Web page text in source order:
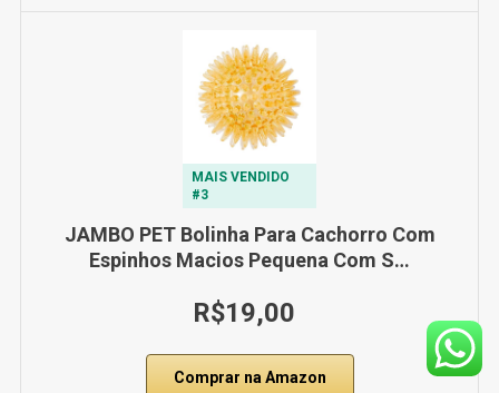
MAIS VENDIDO
#3
JAMBO PET Bolinha Para Cachorro Com
Espinhos Macios Pequena Com S…
R$19,00
Comprar na Amazon